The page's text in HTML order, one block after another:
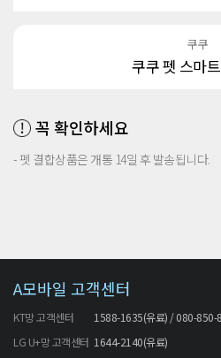
쿠쿠
쿠쿠 펫 스마
꼭 확인하세요
- 펫 결합상품은 개통 14일 후 발송됩니다.
A모바일 고객센터
KT망 고객센터
1588-1635(유료) / 080-850-
LG U+망 고객센터 1644-2140(유료)